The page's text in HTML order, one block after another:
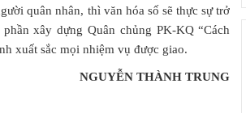
quân nhân, thì văn hóa số sẽ thực sự trở
xây dựng Quân chủng PK-KQ “Cách
xuất sắc mọi nhiệm vụ được giao.
NGUYỄN THÀNH TRUNG